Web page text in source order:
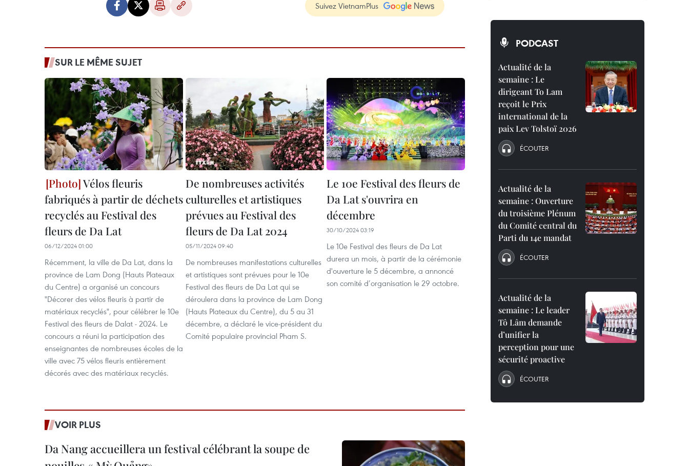
Suivez VietnamPlus
SUR LE MÊME SUJET
Vélos fleuris
fabriqués à partir de déchets
recyclés au Festival des
fleurs de Da Lat
06/12/2024 01:00
Récemment, la ville de Da Lat, dans la
province de Lam Dong (Hauts Plateaux
du Centre) a organisé un concours
"Décorer des vélos fleuris à partir de
matériaux recyclés", pour célébrer le 10e
Festival des fleurs de Dalat - 2024. Le
concours a réuni la participation des
enseignantes de nombreuses écoles de la
ville avec 75 vélos fleuris entièrement
décorés avec des matériaux recyclés.
De nombreuses activités
culturelles et artistiques
prévues au Festival des
fleurs de Da Lat 2024
05/11/2024 09:40
De nombreuses manifestations culturelles
et artistiques sont prévues pour le 10e
Festival des fleurs de Da Lat qui se
déroulera dans la province de Lam Dong
(Hauts Plateaux du Centre), du 5 au 31
décembre, a déclaré le vice-président du
Comité populaire provincial Pham S.
Le 10e Festival des fleurs de
Da Lat s'ouvrira en
décembre
30/10/2024 03:19
Le 10e Festival des fleurs de Da Lat
durera un mois, à partir de la cérémonie
d'ouverture le 5 décembre, a annoncé
son comité d’organisation le 29 octobre.
VOIR PLUS
Da Nang accueillera un festival célébrant la soupe de
PODCAST
Actualité de la
semaine : Le
dirigeant To Lam
reçoit le Prix
international de la
paix Lev Tolstoï 2026
ÉCOUTER
Actualité de la
semaine : Ouverture
du troisième Plénum
du Comité central du
Parti du 14e mandat
ÉCOUTER
Actualité de la
semaine : Le leader
Tô Lâm demande
d’unifier la
perception pour une
sécurité proactive
ÉCOUTER